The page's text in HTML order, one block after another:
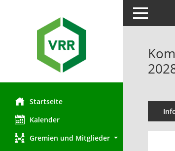
Startseite
Kalender
Gremien und Mitglieder
Toggle